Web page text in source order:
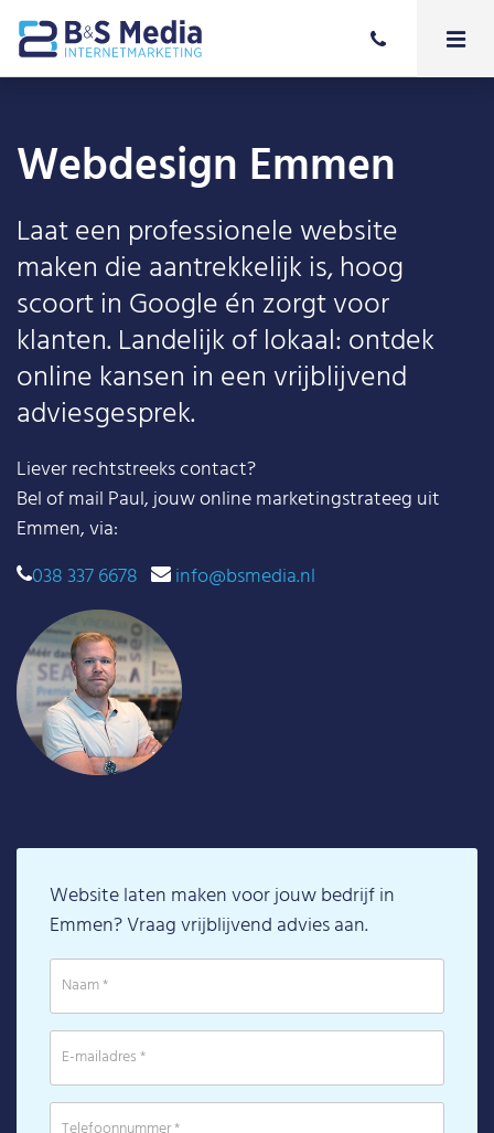
Webdesign Emmen
Laat een professionele website
maken die aantrekkelijk is, hoog
scoort in Google én zorgt voor
klanten. Landelijk of lokaal: ontdek
online kansen in een vrijblijvend
adviesgesprek.
Liever rechtstreeks contact?
Bel of mail Paul, jouw online marketingstrateeg uit
Emmen, via:
038 337 6678
info@bsmedia.nl
Website laten maken voor jouw bedrijf in
Emmen? Vraag vrijblijvend advies aan.